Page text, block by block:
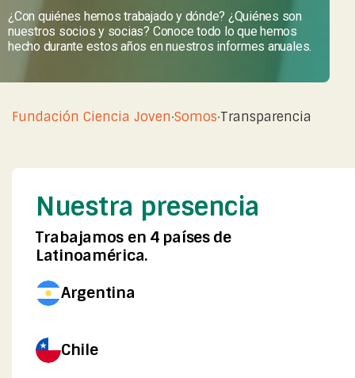
¿Con quiénes hemos trabajado y dónde? ¿Quiénes son
nuestros socios y socias? Conoce todo lo que hemos
hecho durante estos años en nuestros informes anuales.
Fundación Ciencia Joven·Somos·Transparencia
Nuestra presencia
Trabajamos en 4 países de
Latinoamérica.
Argentina
Chile